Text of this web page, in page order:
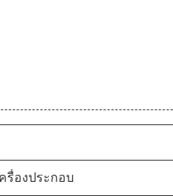
รื่องประกอบ